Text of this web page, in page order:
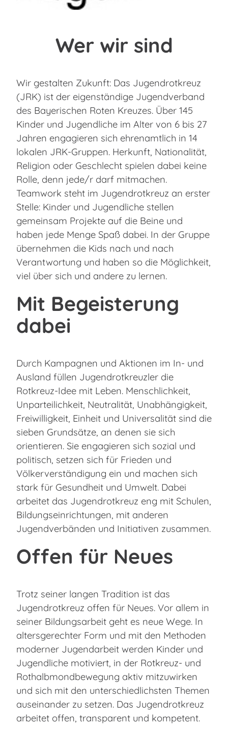
Wer wir sind
Wir gestalten Zukunft: Das Jugendrotkreuz
(JRK) ist der eigenständige Jugendverband
des Bayerischen Roten Kreuzes. Über 145
Kinder und Jugendliche im Alter von 6 bis 27
Jahren engagieren sich ehrenamtlich in 14
lokalen JRK-Gruppen. Herkunft, Nationalität,
Religion oder Geschlecht spielen dabei keine
Rolle, denn jede/r darf mitmachen.
Teamwork steht im Jugendrotkreuz an erster
Stelle: Kinder und Jugendliche stellen
gemeinsam Projekte auf die Beine und
haben jede Menge Spaß dabei. In der Gruppe
übernehmen die Kids nach und nach
Verantwortung und haben so die Möglichkeit,
viel über sich und andere zu lernen.
Mit Begeisterung
dabei
Durch Kampagnen und Aktionen im In- und
Ausland füllen Jugendrotkreuzler die
Rotkreuz-Idee mit Leben. Menschlichkeit,
Unparteilichkeit, Neutralität, Unabhängigkeit,
Freiwilligkeit, Einheit und Universalität sind die
sieben Grundsätze, an denen sie sich
orientieren. Sie engagieren sich sozial und
politisch, setzen sich für Frieden und
Völkerverständigung ein und machen sich
stark für Gesundheit und Umwelt. Dabei
arbeitet das Jugendrotkreuz eng mit Schulen,
Bildungseinrichtungen, mit anderen
Jugendverbänden und Initiativen zusammen.
Offen für Neues
Trotz seiner langen Tradition ist das
Jugendrotkreuz offen für Neues. Vor allem in
seiner Bildungsarbeit geht es neue Wege. In
altersgerechter Form und mit den Methoden
moderner Jugendarbeit werden Kinder und
Jugendliche motiviert, in der Rotkreuz- und
Rothalbmondbewegung aktiv mitzuwirken
und sich mit den unterschiedlichsten Themen
auseinander zu setzen. Das Jugendrotkreuz
arbeitet offen, transparent und kompetent.